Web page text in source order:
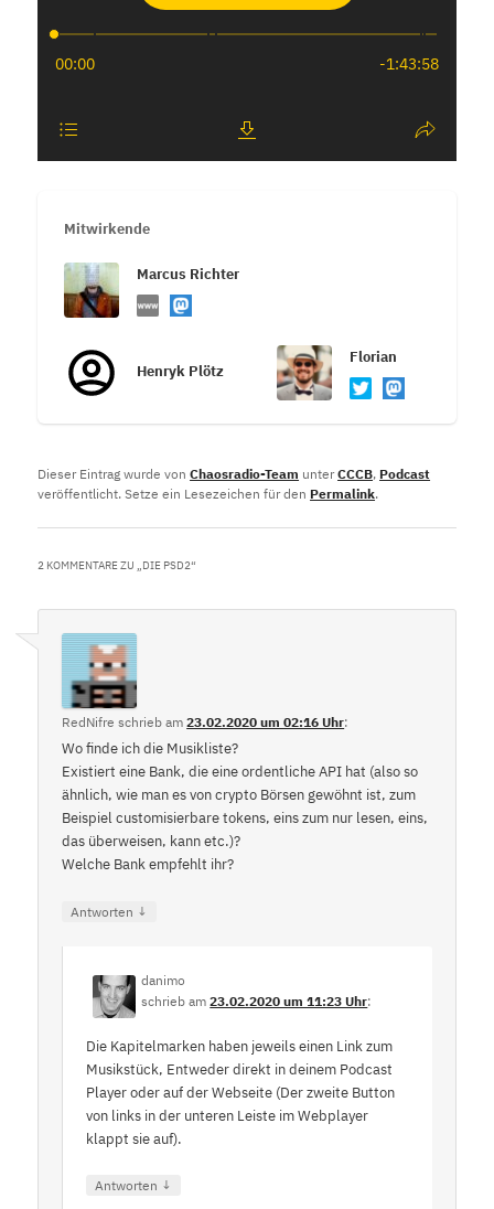
Mitwirkende
Marcus Richter
Henryk Plötz
Florian
Dieser Eintrag wurde vonChaosradio-Team unterCCCB, Podcast
veröffentlicht. Setze ein Lesezeichen für den Permalink.
2 KOMMENTARE ZU „DIE PSD2“
RedNifre schrieb am23.02.2020 um 02:16 Uhr:
Wo finde ich die Musikliste?
Existiert eine Bank, die eine ordentliche API hat (also so
ähnlich, wie man es von crypto Börsen gewöhnt ist, zum
Beispiel customisierbare tokens, eins zum nur lesen, eins,
das überweisen, kann etc.)?
Welche Bank empfehlt ihr?
Antworten ↓
danimo
schrieb am23.02.2020 um 11:23 Uhr:
Die Kapitelmarken haben jeweils einen Link zum
Musikstück, Entweder direkt in deinem Podcast
Player oder auf der Webseite (Der zweite Button
von links in der unteren Leiste im Webplayer
klappt sie auf).
Antworten ↓